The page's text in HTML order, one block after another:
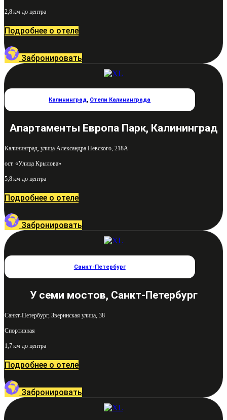
2,8 км до центра
Подробнее о отеле
Забронировать
Калининград, Отели Калининграда
Апартаменты Европа Парк, Калининград
Калининград, улица Александра Невского, 218А
ост. «Улица Крылова»
5,8 км до центра
Подробнее о отеле
Забронировать
Санкт-Петербург
У семи мостов, Санкт-Петербург
Санкт-Петербург, Зверинская улица, 38
Спортивная
1,7 км до центра
Подробнее о отеле
Забронировать